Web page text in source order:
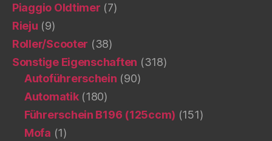
Piaggio Oldtimer (7)
Rieju (9)
Roller/Scooter (38)
Sonstige Eigenschaften (318)
Autoführerschein (90)
Automatik(180)
Führerschein B196 (125ccm) (151)
Mofa (1)